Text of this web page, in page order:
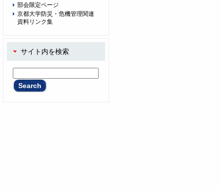
部会限定ページ
京都大学防災・危機管理関連
資料リンク集
サイト内を検索